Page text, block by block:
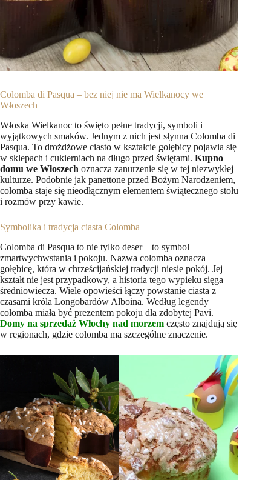
Colomba di Pasqua – bez niej nie ma Wielkanocy we
Włoszech
Włoska Wielkanoc to święto pełne tradycji, symboli i
wyjątkowych smaków. Jednym z nich jest słynna Colomba di
Pasqua. To drożdżowe ciasto w kształcie gołębicy pojawia się
w sklepach i cukierniach na długo przed świętami. Kupno
domu we Włoszech oznacza zanurzenie się w tej niezwykłej
kulturze. Podobnie jak panettone przed Bożym Narodzeniem,
colomba staje się nieodłącznym elementem świątecznego stołu
i rozmów przy kawie.
Symbolika i tradycja ciasta Colomba
Colomba di Pasqua to nie tylko deser – to symbol
zmartwychwstania i pokoju. Nazwa colomba oznacza
gołębicę, która w chrześcijańskiej tradycji niesie pokój. Jej
kształt nie jest przypadkowy, a historia tego wypieku sięga
średniowiecza. Wiele opowieści łączy powstanie ciasta z
czasami króla Longobardów Alboina. Według legendy
colomba miała być prezentem pokoju dla zdobytej Pavi.
Domy na sprzedaż Włochy nad morzem często znajdują się
w regionach, gdzie colomba ma szczególne znaczenie.